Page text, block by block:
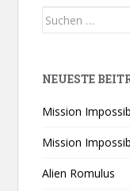
Suchen
NEUESTE
Mission
Mission
Alien Romulus